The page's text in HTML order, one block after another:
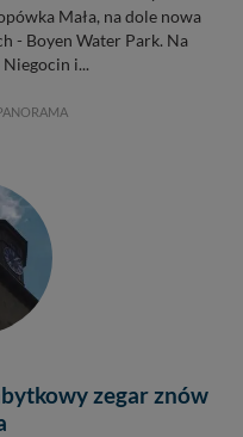
Mała, na dole nowa
- Boyen Water Park. Na
i...
zegar znów